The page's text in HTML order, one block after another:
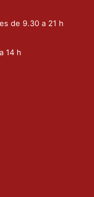
de 9.30 a 21 h
14 h